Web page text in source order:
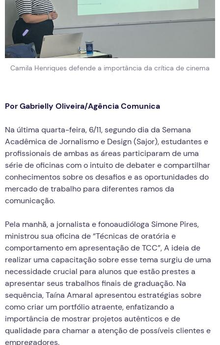
Camila Henriques defende a importância da crítica de cinema
Por Gabrielly Oliveira/Agência Comunica
Na última quarta-feira, 6/11, segundo dia da Semana
Acadêmica de Jornalismo e Design (Sajor), estudantes e
profissionais de ambas as áreas participaram de uma
série de oficinas com o intuito de debater e compartilhar
conhecimentos sobre os desafios e as oportunidades do
mercado de trabalho para diferentes ramos da
comunicação.
Pela manhã, a jornalista e fonoaudióloga Simone Pires,
ministrou sua oficina de “Técnicas de oratória e
comportamento em apresentação de TCC”, A ideia de
realizar uma capacitação sobre esse tema surgiu de uma
necessidade crucial para alunos que estão prestes a
apresentar seus trabalhos finais de graduação. Na
sequência, Taína Amaral apresentou estratégias sobre
como criar um portfólio atraente, enfatizando a
importância de mostrar projetos autênticos e de
qualidade para chamar a atenção de possíveis clientes e
empregadores.